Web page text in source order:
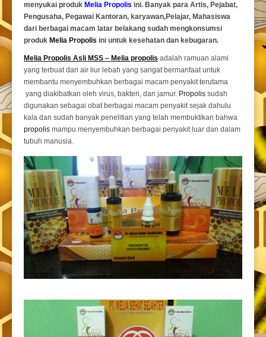
menyukai produk Melia Propolis ini. Banyak para Artis, Pejabat,
Pengusaha, Pegawai Kantoran, karyawan,Pelajar, Mahasiswa
dari berbagai macam latar belakang sudah mengkonsumsi
produk Melia Propolis ini untuk kesehatan dan kebugaran.
Melia Propolis Asli MSS – Melia propolis adalah ramuan alami
yang terbuat dari air liur lebah yang sangat bermanfaat untuk
membantu menyembuhkan berbagai macam penyakit terutama
yang diakibatkan oleh virus, bakteri, dan jamur. Propolis sudah
digunakan sebagai obat berbagai macam penyakit sejak dahulu
kala dan sudah banyak penelitian yang telah membuktikan bahwa
propolis mampu menyembuhkan berbagai penyakit luar dan dalam
tubuh manusia.